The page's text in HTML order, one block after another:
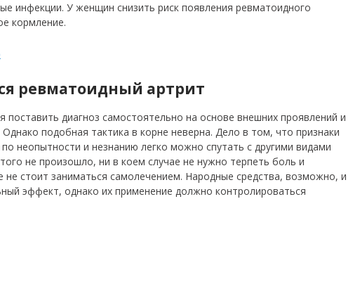
инфекции. У женщин снизить риск появления ревматоидного
кормление.
ревматоидный артрит
поставить диагноз самостоятельно на основе внешних проявлений и
подобная тактика в корне неверна. Дело в том, что признаки
неопытности и незнанию легко можно спутать с другими видами
не произошло, ни в коем случае не нужно терпеть боль и
стоит заниматься самолечением. Народные средства, возможно, и
эффект, однако их применение должно контролироваться